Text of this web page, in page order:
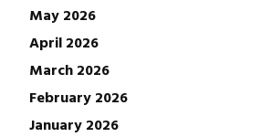
May 2026
April 2026
March 2026
February 2026
January 2026